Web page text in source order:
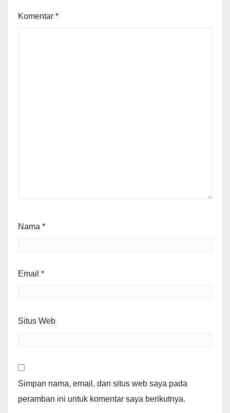
Komentar *
Nama *
Email *
Situs Web
Simpan nama, email, dan situs web saya pada
peramban ini untuk komentar saya berikutnya.